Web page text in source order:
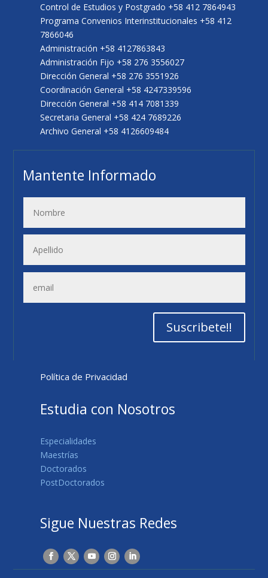
Control de Estudios y Postgrado +58 412 7864943
Programa Convenios Interinstitucionales +58 412
7866046
Administración +58 4127863843
Administración Fijo +58 276 3556027
Dirección General +58 276 3551926
Coordinación General +58 4247339596
Dirección General +58 414 7081339
Secretaria General +58 424 7689226
Archivo General +58 4126609484
Mantente Informado
Suscribete!!
Política de Privacidad
Estudia con Nosotros
Especialidades
Maestrías
Doctorados
PostDoctorados
Sigue Nuestras Redes